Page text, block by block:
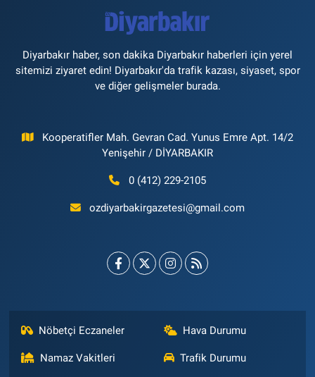
Diyarbakır haber, son dakika Diyarbakır haberleri için yerel
sitemizi ziyaret edin! Diyarbakır'da trafik kazası, siyaset, spor
ve diğer gelişmeler burada.
Kooperatifler Mah. Gevran Cad. Yunus Emre Apt. 14/2
Yenişehir / DİYARBAKIR
0 (412) 229-2105
ozdiyarbakirgazetesi@gmail.com
Nöbetçi Eczaneler Hava Durumu
Namaz Vakitleri Trafik Durumu